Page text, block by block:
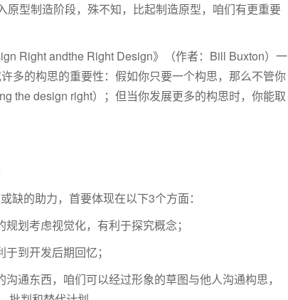
型制造阶段，殊不知，比起制造原型，咱们有更重要
Right andthe Right Design》（作者：Bill Buxton）一
多的构思的重要性：假如你只要一个构思，那么不管你
the design right）；但当你发展更多的构思时，你能取
缺的助力，首要体现在以下3个方面：
划考虑视觉化，有利于探究概念；
到开发后期回忆；
通东西，咱们可以经过形象的草图与他人沟通构思，